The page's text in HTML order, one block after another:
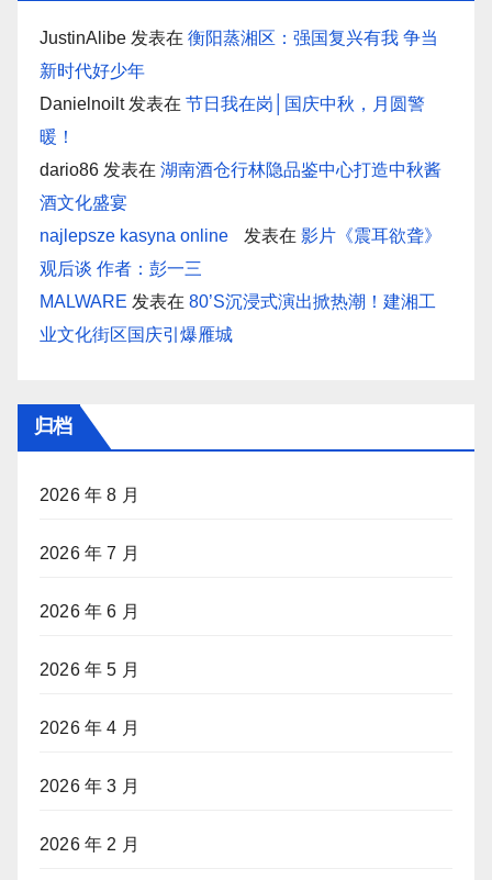
JustinAlibe 发表在 衡阳蒸湘区：强国复兴有我 争当
新时代好少年
Danielnoilt发表在 节日我在岗│国庆中秋，月圆警
暖！
dario86 发表在 湖南酒仓行林隐品鉴中心打造中秋酱
酒文化盛宴
najlepsze kasyna online
发表在 影片《震耳欲聋》
观后谈 作者：彭一三
MALWARE 发表在 80’S沉浸式演出掀热潮！建湘工
业文化街区国庆引爆雁城
归档
2026 年 8 月
2026 年 7 月
2026 年 6 月
2026 年 5 月
2026 年 4 月
2026 年 3 月
2026 年 2 月